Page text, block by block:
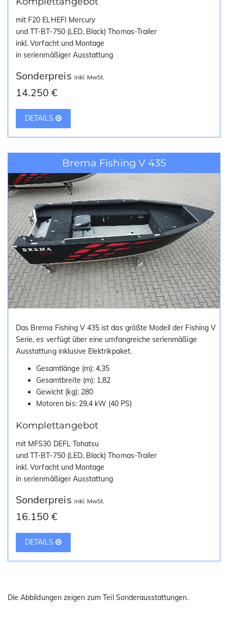
mit F20 ELHEFI Mercury
und TT-BT-750 (LED, Black) Thomas-Trailer
inkl. Vorfacht und Montage
in serienmäßiger Ausstattung
Sonderpreis inkl. MwSt.
14.250 €
DETAILS
Brema Fishing V 435
Das Brema Fishing V 435 ist das größte Modell der Fishing V
Serie, es verfügt über eine umfangreiche serienmäßige
Ausstattung inklusive Elektrikpaket.
Gesamtlänge (m): 4,35
Gesamtbreite (m): 1,82
Gewicht (kg): 280
Motoren bis: 29,4 kW (40 PS)
Komplettangebot
mit MFS30 DEFL Tohatsu
und TT-BT-750 (LED, Black) Thomas-Trailer
inkl. Vorfacht und Montage
in serienmäßiger Ausstattung
Sonderpreis inkl. MwSt.
16.150 €
DETAILS
Die Abbildungen zeigen zum Teil Sonderausstattungen.